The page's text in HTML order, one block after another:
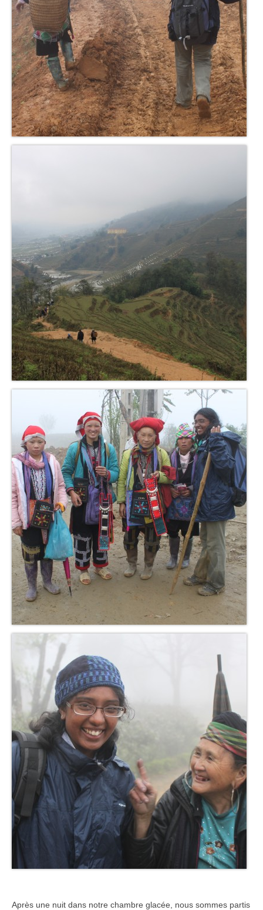
Après une nuit dans notre chambre glacée, nous sommes partis